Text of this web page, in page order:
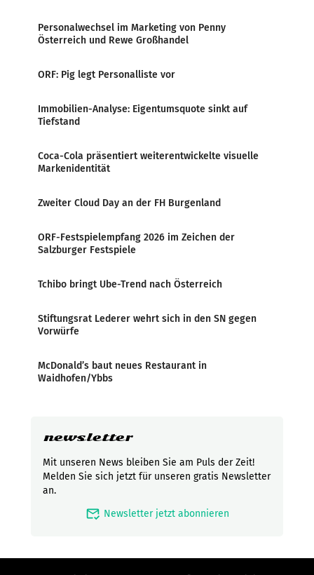
Personalwechsel im Marketing von Penny
Österreich und Rewe Großhandel
ORF: Pig legt Personalliste vor
Immobilien-Analyse: Eigentumsquote sinkt auf
Tiefstand
Coca-Cola präsentiert weiterentwickelte visuelle
Markenidentität
Zweiter Cloud Day an der FH Burgenland
ORF-Festspielempfang 2026 im Zeichen der
Salzburger Festspiele
Tchibo bringt Ube-Trend nach Österreich
Stiftungsrat Lederer wehrt sich in den SN gegen
Vorwürfe
McDonald’s baut neues Restaurant in
Waidhofen/Ybbs
newsletter
Mit unseren News bleiben Sie am Puls der Zeit!
Melden Sie sich jetzt für unseren gratis Newsletter
an.
mark_email_read Newsletter jetzt abonnieren